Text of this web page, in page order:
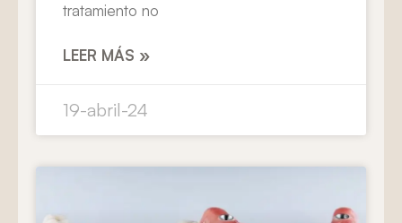
tratamiento no
LEER MÁS »
19-abril-24